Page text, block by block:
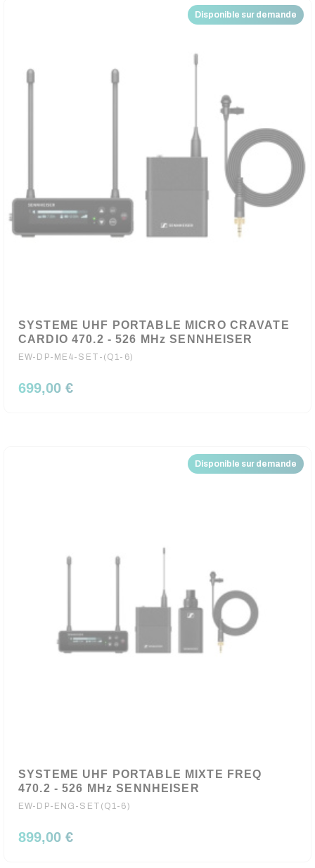
Disponible sur demande
SYSTEME UHF PORTABLE MICRO CRAVATE
CARDIO 470.2 - 526 MHz SENNHEISER
EW-DP-ME4-SET-(Q1-6)
699,00 €
Disponible sur demande
SYSTEME UHF PORTABLE MIXTE FREQ
470.2 - 526 MHz SENNHEISER
EW-DP-ENG-SET(Q1-6)
899,00 €